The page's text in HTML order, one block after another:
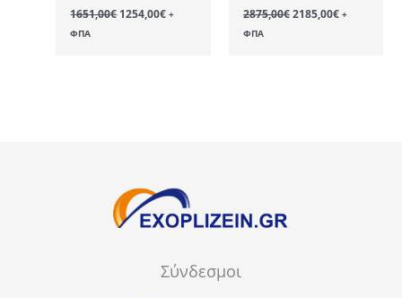
1651,00€ Original
price
1254,00€Η+
ΦΠΑ
2875,00€Original
price
2185,00€Η+
ΦΠΑ
Σύνδεσμοι